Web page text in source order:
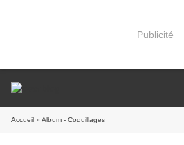
Publicité
Accueil » Album - Coquillages